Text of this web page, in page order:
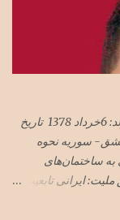
نام: محمدامین صمدی لقب(ها): شهید پیمان تاریخ تولد: 6خرداد 1378 تاریخ
دمشق- سوریه نحوه
ساختمان‌های
ایرانی تابعیت: